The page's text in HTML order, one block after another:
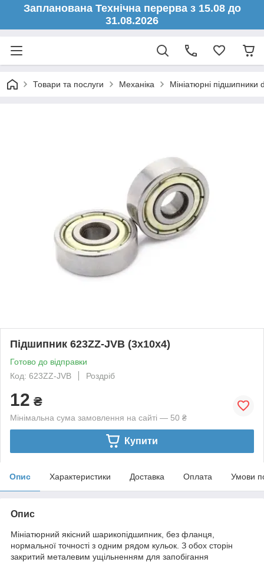
Запланована Технічна перерва з 15.08 до
31.08.2026
Товари та послуги Механіка Мініатюрні
Підшипник 623ZZ-JVB (3x10x4)
Готово до відправки
Код: 623ZZ-JVB
Роздріб
12 ₴
Мінімальна сума замовлення на сайті — 50 ₴
Купити
Опис Характеристики Доставка Оплата Умови
Опис
Мініатюрний якісний шарикопідшипник, без фланця,
нормальної точності з одним рядом кульок. З обох сторін
закритий металевим ущільненням для запобігання